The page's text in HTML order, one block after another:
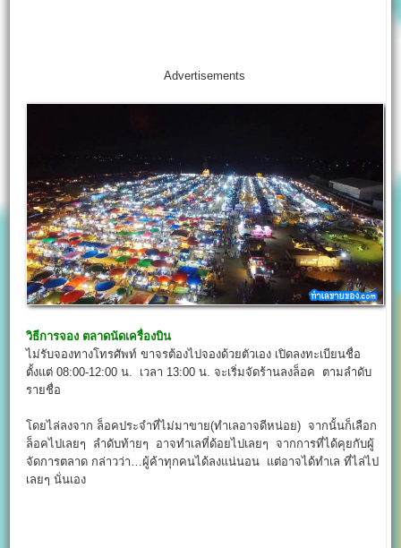
Advertisements
วิธีการจอง ตลาดนัดเครื่องบิน
ไม่รับจองทางโทรศัพท์ ขาจรต้องไปจองด้วยตัวเอง เปิดลงทะเบียนชื่อ
ตั้งแต่ 08:00-12:00 น. เวลา 13:00 น. จะเริ่มจัดร้านลงล็อค ตามลำดับ
รายชื่อ
โดยไล่ลงจาก ล็อคประจำที่ไม่มาขาย(ทำเลอาจดีหน่อย) จากนั้นก็เลือก
ล็อคไปเลยๆ ลำดับท้ายๆ อาจทำเลที่ด้อยไปเลยๆ จากการที่ได้คุยกับผู้
จัดการตลาด กล่าวว่า…ผู้ค้าทุกคนได้ลงแน่นอน แต่อาจได้ทำเล ที่ไล่ไป
เลยๆ นั่นเอง